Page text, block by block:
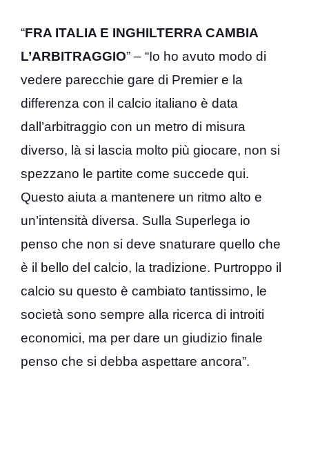
“FRA ITALIA E INGHILTERRA CAMBIA
L’ARBITRAGGIO” – “Io ho avuto modo di
vedere parecchie gare di Premier e la
differenza con il calcio italiano è data
dall’arbitraggio con un metro di misura
diverso, là si lascia molto più giocare, non si
spezzano le partite come succede qui.
Questo aiuta a mantenere un ritmo alto e
un’intensità diversa. Sulla Superlega io
penso che non si deve snaturare quello che
è il bello del calcio, la tradizione. Purtroppo il
calcio su questo è cambiato tantissimo, le
società sono sempre alla ricerca di introiti
economici, ma per dare un giudizio finale
penso che si debba aspettare ancora”.